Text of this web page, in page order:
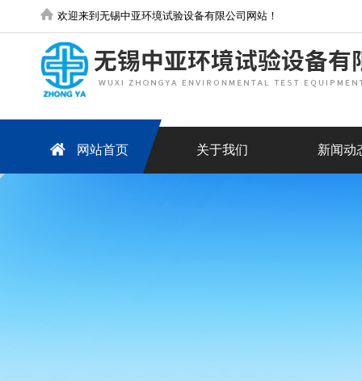
欢迎来到无锡中亚环境试验设备有限公司网站！
网站首页 关于我们 新闻动